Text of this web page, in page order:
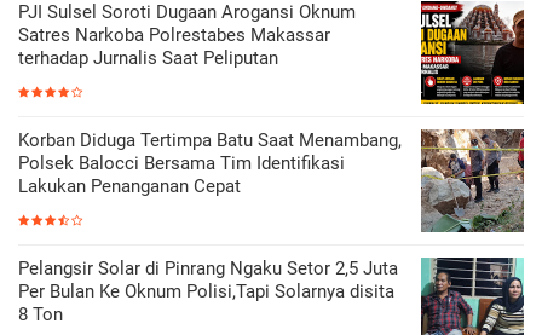
PJI Sulsel Soroti Dugaan Arogansi Oknum
Satres Narkoba Polrestabes Makassar
terhadap Jurnalis Saat Peliputan
Korban Diduga Tertimpa Batu Saat Menambang,
Polsek Balocci Bersama Tim Identifikasi
Lakukan Penanganan Cepat
Pelangsir Solar di Pinrang Ngaku Setor 2,5 Juta
Per Bulan Ke Oknum Polisi,Tapi Solarnya disita
8 Ton